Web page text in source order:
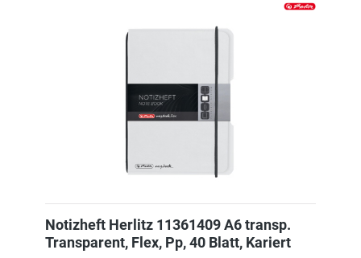
Notizheft Herlitz 11361409 A6 transp.
Transparent, Flex, Pp, 40 Blatt, Kariert